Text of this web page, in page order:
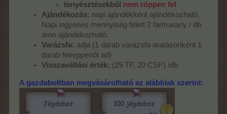
tenyésztésekből nem röppen fel
Ajándékozás: napi ajándékként ajándékozható.
Napi ingyenes mennyiség felett 2 farmarany / db
áron ajándékozható.
Varázsfa: adja (1 darab varázsfa aratásonként 1
darab felreppenőt ad)
Visszaváltási érték: (29 TP, 20 CSP) /db
A gazdaboltban megvásárolható az alábbiak szerint: